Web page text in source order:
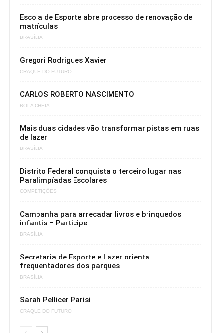
Escola de Esporte abre processo de renovação de
matrículas
BRASÍLIA
Gregori Rodrigues Xavier
CRAQUE DO FUTURO
CARLOS ROBERTO NASCIMENTO
BOLA CHEIA
Mais duas cidades vão transformar pistas em ruas
de lazer
BRASÍLIA
Distrito Federal conquista o terceiro lugar nas
Paralimpíadas Escolares
COMPETIÇÕES
Campanha para arrecadar livros e brinquedos
infantis – Participe
BRASÍLIA
Secretaria de Esporte e Lazer orienta
frequentadores dos parques
BRASÍLIA
Sarah Pellicer Parisi
CRAQUE DO FUTURO